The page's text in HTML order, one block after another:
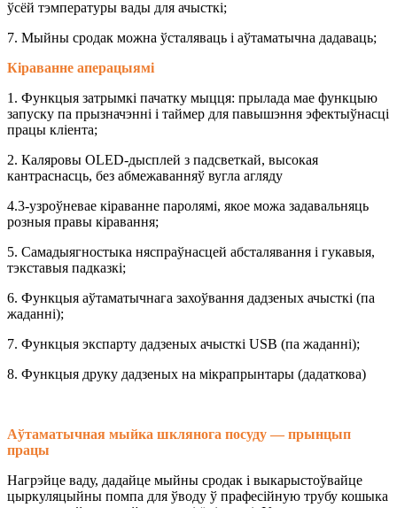
ўсёй тэмпературы вады для ачысткі;
7. Мыйны сродак можна ўсталяваць і аўтаматычна дадаваць;
Кіраванне аперацыямі
1. Функцыя затрымкі пачатку мыцця: прылада мае функцыю
запуску па прызначэнні і таймер для павышэння эфектыўнасці
працы кліента;
2. Каляровы OLED-дысплей з падсветкай, высокая
кантраснасць, без абмежаванняў вугла агляду
4.3-узроўневае кіраванне паролямі, якое можа задавальняць
розныя правы кіравання;
5. Самадыягностыка няспраўнасцей абсталявання і гукавыя,
тэкставыя падказкі;
6. Функцыя аўтаматычнага захоўвання дадзеных ачысткі (па
жаданні);
7. Функцыя экспарту дадзеных ачысткі USB (па жаданні);
8. Функцыя друку дадзеных на мікрапрынтары (дадаткова)
Аўтаматычная мыйка шклянога посуду — прынцып
працы
Нагрэйце ваду, дадайце мыйны сродак і выкарыстоўвайце
цыркуляцыйны помпа для ўводу ў прафесійную трубу кошыка